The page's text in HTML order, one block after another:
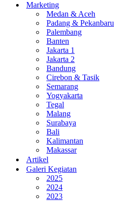
Marketing
Medan & Aceh
Padang & Pekanbaru
Palembang
Banten
Jakarta 1
Jakarta 2
Bandung
Cirebon & Tasik
Semarang
Yogyakarta
Tegal
Malang
Surabaya
Bali
Kalimantan
Makassar
Artikel
Galeri Kegiatan
2025
2024
2023